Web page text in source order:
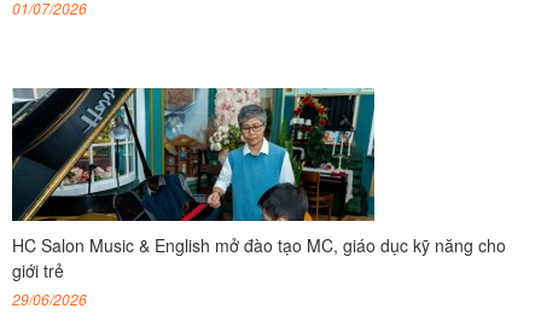
01/07/2026
HC Salon Music & English mở đào tạo MC, giáo dục kỹ năng cho
giới trẻ
29/06/2026